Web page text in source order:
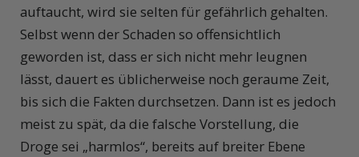
auftaucht, wird sie selten für gefährlich gehalten.
Selbst wenn der Schaden so offensichtlich
geworden ist, dass er sich nicht mehr leugnen
lässt, dauert es üblicherweise noch geraume Zeit,
bis sich die Fakten durchsetzen. Dann ist es jedoch
meist zu spät, da die falsche Vorstellung, die
Droge sei „harmlos“, bereits auf breiter Ebene